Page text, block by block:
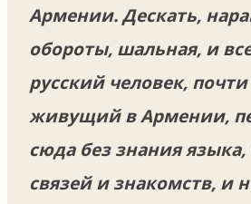
Армении. Дескать,
обороты, шальная, и
русский человек, почти
живущий в Армении,
сюда без знания
связей и знакомств, и